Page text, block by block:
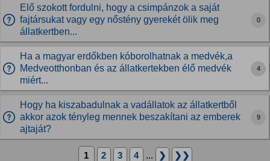
Elő szokott fordulni, hogy a csimpánzok a saját
fajtársukat vagy egy nőstény gyerekét ölik meg
állatkertben...
0
Ha a magyar erdőkben kóborolhatnak a medvék,a
Medveotthonban és az állatkertekben élő medvék
miért...
4
Hogy ha kiszabadulnak a vadállatok az állatkertből
akkor azok tényleg mennek beszakítani az emberek
ajtaját?
9
1 2 3 4 ... ❯ ❯❯